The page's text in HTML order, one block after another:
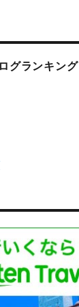
グランキング